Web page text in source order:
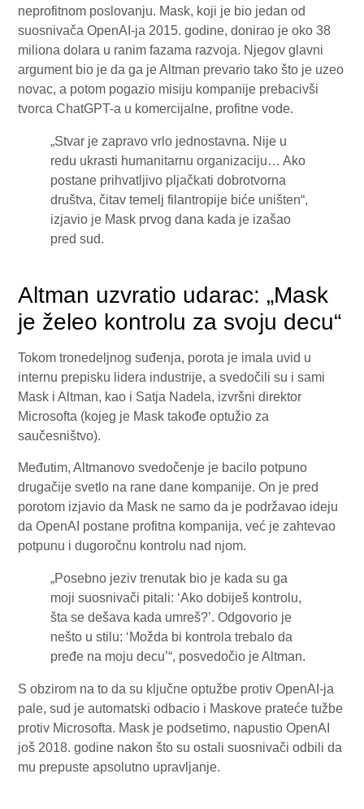
neprofitnom poslovanju. Mask, koji je bio jedan od
suosnivača OpenAI-ja 2015. godine, donirao je oko 38
miliona dolara u ranim fazama razvoja. Njegov glavni
argument bio je da ga je Altman prevario tako što je uzeo
novac, a potom pogazio misiju kompanije prebacivši
tvorca ChatGPT-a u komercijalne, profitne vode.
„Stvar je zapravo vrlo jednostavna. Nije u
redu ukrasti humanitarnu organizaciju… Ako
postane prihvatljivo pljačkati dobrotvorna
društva, čitav temelj filantropije biće uništen“,
izjavio je Mask prvog dana kada je izašao
pred sud.
Altman uzvratio udarac: „Mask
je želeo kontrolu za svoju decu“
Tokom tronedeljnog suđenja, porota je imala uvid u
internu prepisku lidera industrije, a svedočili su i sami
Mask i Altman, kao i Satja Nadela, izvršni direktor
Microsofta (kojeg je Mask takođe optužio za
saučesništvo).
Međutim, Altmanovo svedočenje je bacilo potpuno
drugačije svetlo na rane dane kompanije. On je pred
porotom izjavio da Mask ne samo da je podržavao ideju
da OpenAI postane profitna kompanija, već je zahtevao
potpunu i dugoročnu kontrolu nad njom.
„Posebno jeziv trenutak bio je kada su ga
moji suosnivači pitali: ‘Ako dobiješ kontrolu,
šta se dešava kada umreš?’. Odgovorio je
nešto u stilu: ‘Možda bi kontrola trebalo da
pređe na moju decu’“, posvedočio je Altman.
S obzirom na to da su ključne optužbe protiv OpenAI-ja
pale, sud je automatski odbacio i Maskove prateće tužbe
protiv Microsofta. Mask je podsetimo, napustio OpenAI
još 2018. godine nakon što su ostali suosnivači odbili da
mu prepuste apsolutno upravljanje.